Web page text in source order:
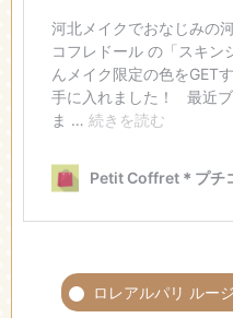
ロレアルパリ ルー